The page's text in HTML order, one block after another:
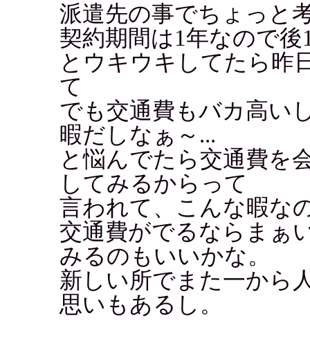
派遣先の事でちょっと
契約期間は1年なので後
とウキウキしてたら昨
て
でも交通費もバカ高い
暇だしなぁ～...
と悩んでたら交通費を
してみるからって
言われて、こんな暇な
交通費がでるならまぁ
みるのもいいかな。
新しい所でまた一から
思いもあるし。